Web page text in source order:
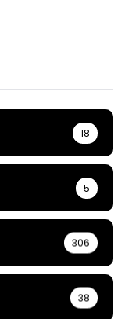
18
5
306
38